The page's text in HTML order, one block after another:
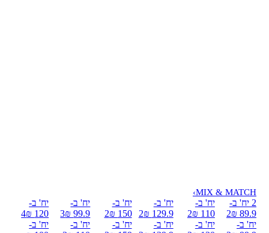
MIX & MATCH
›
2 יח' ב-
89.9 ₪
2
יח' ב-
יח' ב-
110 ₪
2
יח' ב-
יח' ב-
129.9 ₪
2
יח' ב-
יח' ב-
150 ₪
2
יח' ב-
יח' ב-
99.9 ₪
3
יח' ב-
יח' ב-
120 ₪
4
יח' ב-